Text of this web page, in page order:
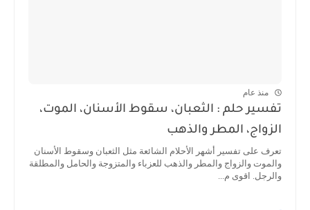
منذ عام
تفسير حلم : الثعبان، سقوط الأسنان، الموت،
الزواج، المطر والذهب
تعرف على تفسير أشهر الأحلام الشائعة مثل الثعبان وسقوط الأسنان
والموت والزواج والمطر والذهب للعزباء والمتزوجة والحامل والمطلقة
والرجل. اقوى م...